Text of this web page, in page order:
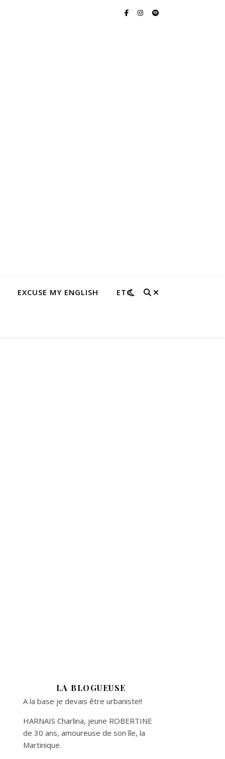
EXCUSE MY ENGLISH ETC
LA BLOGUEUSE
A la base je devais être urbaniste!!
HARNAIS Charlina, jeune ROBERTINE
de 30 ans, amoureuse de son île, la
Martinique.